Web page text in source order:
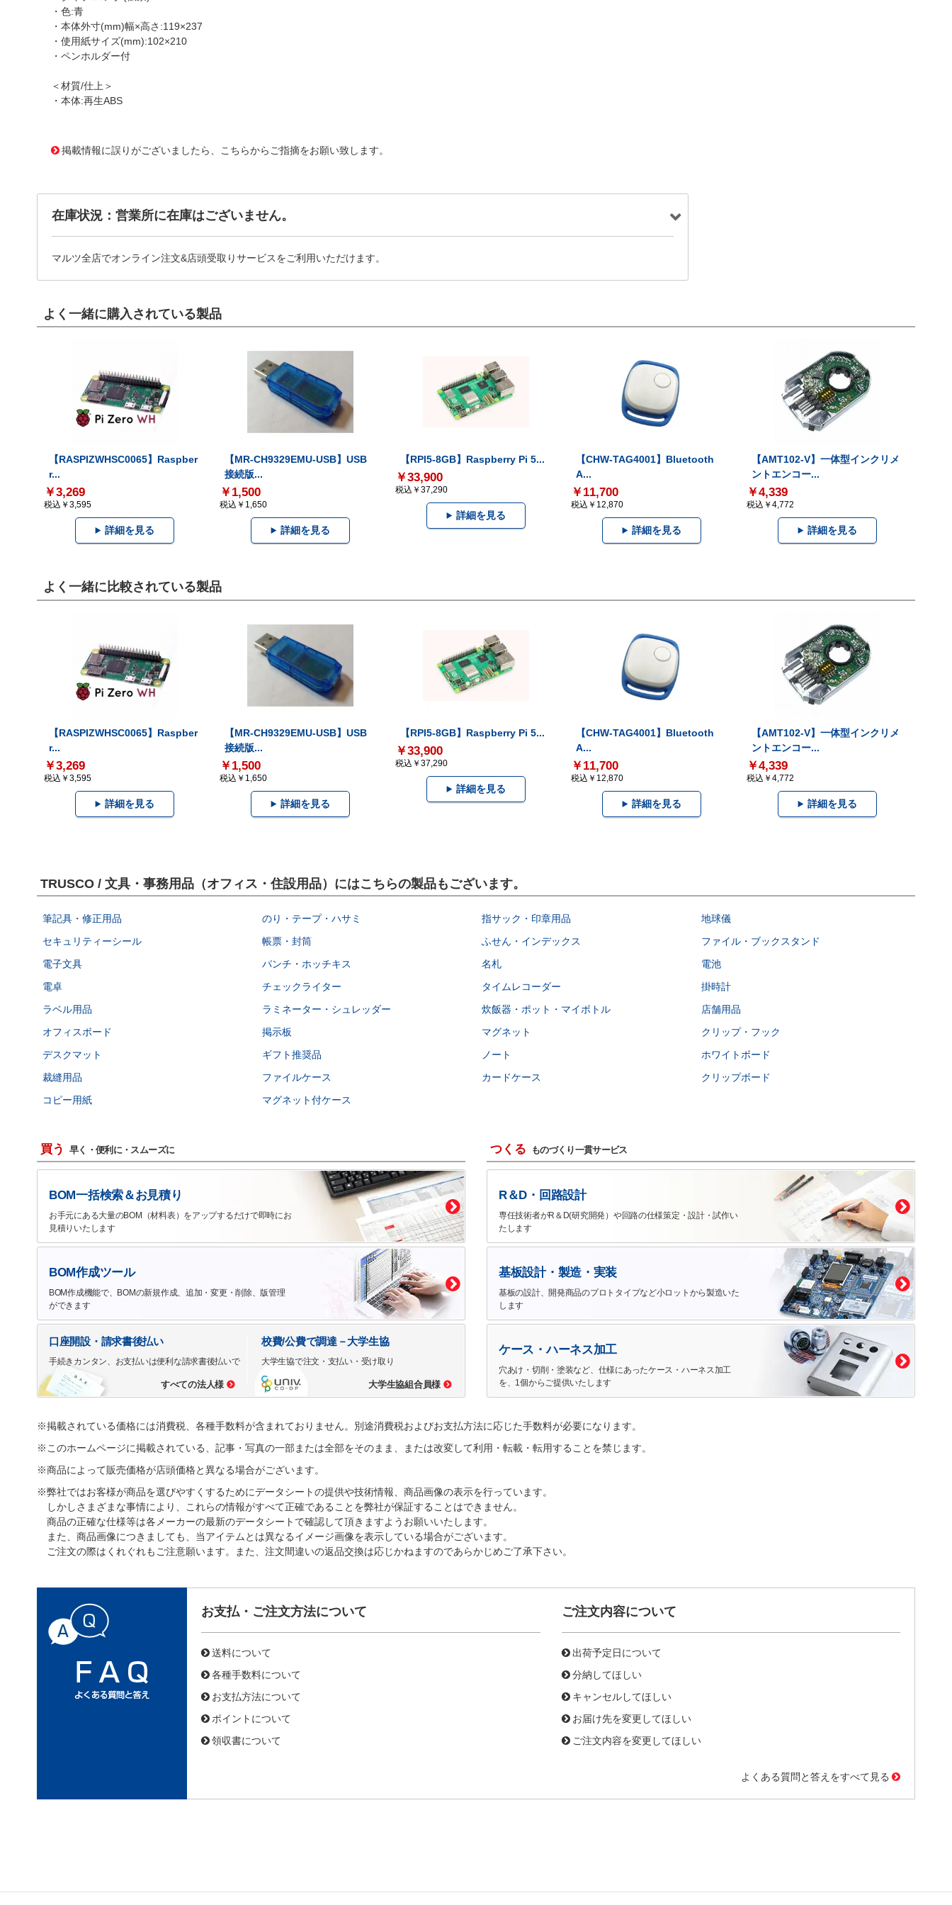
・色:青
・本体外寸(mm)幅×高さ:119×237
・使用紙サイズ(mm):102×210
・ペンホルダー付
＜材質/仕上＞
・本体:再生ABS
掲載情報に誤りがございましたら、こちらからご指摘をお願い致します。
在庫状況：営業所に在庫はございません。
マルツ全店でオンライン注文&店頭受取りサービスをご利用いただけます。
よく一緒に購入されている製品
【RASPIZWHSC0065】Raspber
r...
￥3,269
税込￥3,595
詳細を見る
【MR-CH9329EMU-USB】USB
接続版...
￥1,500
税込￥1,650
詳細を見る
【RPI5-8GB】Raspberry Pi 5...
￥33,900
税込￥37,290
詳細を見る
【CHW-TAG4001】Bluetooth
A...
￥11,700
税込￥12,870
詳細を見る
【AMT102-V】一体型インクリメ
ントエンコー...
￥4,339
税込￥4,772
詳細を見る
よく一緒に比較されている製品
【RASPIZWHSC0065】Raspber
r...
￥3,269
税込￥3,595
詳細を見る
【MR-CH9329EMU-USB】USB
接続版...
￥1,500
税込￥1,650
詳細を見る
【RPI5-8GB】Raspberry Pi 5...
￥33,900
税込￥37,290
詳細を見る
【CHW-TAG4001】Bluetooth
A...
￥11,700
税込￥12,870
詳細を見る
【AMT102-V】一体型インクリメ
ントエンコー...
￥4,339
税込￥4,772
詳細を見る
TRUSCO / 文具・事務用品（オフィス・住設用品）にはこちらの製品もございます。
筆記具・修正用品 のり・テープ・ハサミ 指サック・印章用品
地球儀
セキュリティーシール
帳票・封筒 ふせん・インデックス
ファイル・ブックスタンド
電子文具
パンチ・ホッチキス 名札
電池
電卓
チェックライター タイムレコーダー
掛時計
ラベル用品
ラミネーター・シュレッダー 炊飯器・ポット・マイボトル
店舗用品
オフィスボード
掲示板 マグネット
クリップ・フック
デスクマット
ギフト推奨品 ノート
ホワイトボード
裁縫用品
ファイルケース カードケース
クリップボード
コピー用紙
マグネット付ケース
買う 早く・便利に・スムーズに
BOM一括検索＆お見積り
お手元にある大量のBOM（材料表）をアップするだけで即時にお
見積りいたします
BOM作成ツール
BOM作成機能で、BOMの新規作成、追加・変更・削除、版管理
ができます
口座開設・請求書後払い
手続きカンタン、お支払いは便利な請求書後払いで
すべての法人様
校費/公費で調達－大学生協
大学生協で注文・支払い・受け取り
大学生協組合員様
つくる ものづくり一貫サービス
R＆D・回路設計
専任技術者がR＆D(研究開発）や回路の仕様策定・設計・試作い
たします
基板設計・製造・実装
基板の設計、開発商品のプロトタイプなど小ロットから製造いた
します
ケース・ハーネス加工
穴あけ・切削・塗装など、仕様にあったケース・ハーネス加工
を、1個からご提供いたします
※掲載されている価格には消費税、各種手数料が含まれておりません。別途消費税およびお支払方法に応じた手数料が必要になります。
※このホームページに掲載されている、記事・写真の一部または全部をそのまま、または改変して利用・転載・転用することを禁じます。
※商品によって販売価格が店頭価格と異なる場合がございます。
※弊社ではお客様が商品を選びやすくするためにデータシートの提供や技術情報、商品画像の表示を行っています。
しかしさまざまな事情により、これらの情報がすべて正確であることを弊社が保証することはできません。
商品の正確な仕様等は各メーカーの最新のデータシートで確認して頂きますようお願いいたします。
また、商品画像につきましても、当アイテムとは異なるイメージ画像を表示している場合がございます。
ご注文の際はくれぐれもご注意願います。また、注文間違いの返品交換は応じかねますのであらかじめご了承下さい。
お支払・ご注文方法について
送料について
各種手数料について
お支払方法について
ポイントについて
領収書について
ご注文内容について
出荷予定日について
分納してほしい
キャンセルしてほしい
お届け先を変更してほしい
ご注文内容を変更してほしい
よくある質問と答えをすべて見る